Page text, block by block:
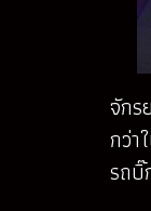
จักร
กว่า
รถบิ๊